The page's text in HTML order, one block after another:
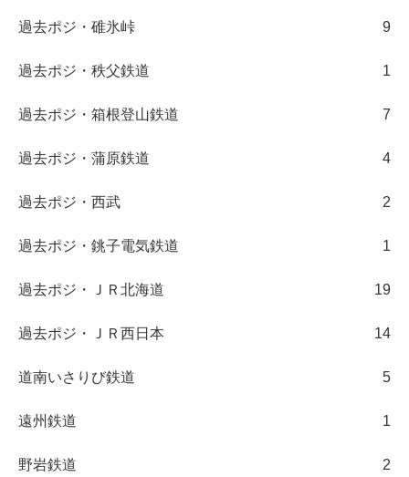
過去ポジ・碓氷峠 9
過去ポジ・秩父鉄道 1
過去ポジ・箱根登山鉄道 7
過去ポジ・蒲原鉄道 4
過去ポジ・西武 2
過去ポジ・銚子電気鉄道 1
過去ポジ・ＪＲ北海道 19
過去ポジ・ＪＲ西日本 14
道南いさりび鉄道 5
遠州鉄道 1
野岩鉄道 2